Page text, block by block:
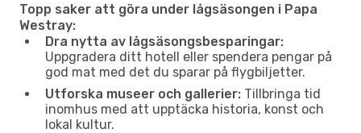
Topp saker att göra under lågsäsongen i Papa
Westray:
Dra nytta av lågsäsongsbesparingar:
Uppgradera ditt hotell eller spendera pengar på
god mat med det du sparar på flygbiljetter.
Utforska museer och gallerier: Tillbringa tid
inomhus med att upptäcka historia, konst och
lokal kultur.